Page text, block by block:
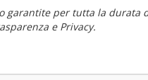
per tutta la durata
e Privacy.